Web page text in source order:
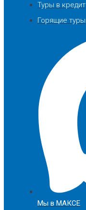
Туры в кредит
Горящие туры
Мы в МАКСЕ